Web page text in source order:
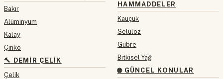
Bakır
Alüminyum
Kalay
Çinko
🔨 DEMIR ÇELIK
Çelik
HAMMADDELER
Kauçuk
Selüloz
Gübre
Bitkisel Yağ
🌐 GÜNCEL KONULAR